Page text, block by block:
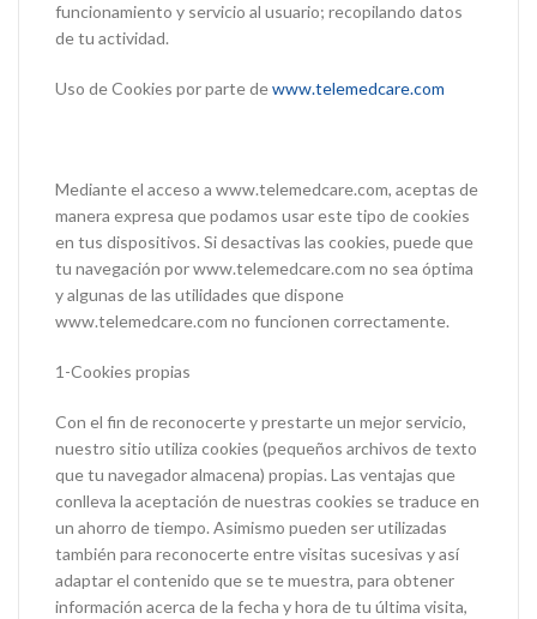
funcionamiento y servicio al usuario; recopilando datos
de tu actividad.
Uso de Cookies por parte dewww.telemedcare.com
Mediante el acceso a www.telemedcare.com, aceptas de
manera expresa que podamos usar este tipo de cookies
en tus dispositivos. Si desactivas las cookies, puede que
tu navegación por www.telemedcare.com no sea óptima
y algunas de las utilidades que dispone
www.telemedcare.com no funcionen correctamente.
1-Cookies propias
Con el fin de reconocerte y prestarte un mejor servicio,
nuestro sitio utiliza cookies (pequeños archivos de texto
que tu navegador almacena) propias. Las ventajas que
conlleva la aceptación de nuestras cookies se traduce en
un ahorro de tiempo. Asimismo pueden ser utilizadas
también para reconocerte entre visitas sucesivas y así
adaptar el contenido que se te muestra, para obtener
información acerca de la fecha y hora de tu última visita,